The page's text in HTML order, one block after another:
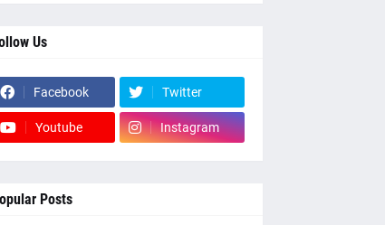
Us
Facebook Twitter
Youtube Instagram
Posts